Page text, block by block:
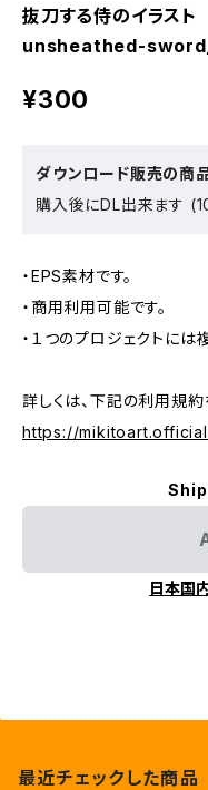
抜刀する侍のイラスト
unsheathed-
¥300
ダウンロード販売の商
購入後にDL出来ます
・EPS素材です。
・商用利用可能です。
・１つのプロジェクトには
詳しくは、下記の利用規約
https://
日本国
最近チェックした商品